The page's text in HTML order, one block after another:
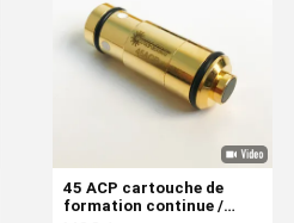
Nous
L'usine
45 ACP cartouche de
formation continue /